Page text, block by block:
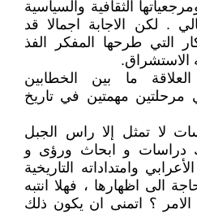
الثقافية والسياسية
. لكن الاجابة اجمالا قد
التي طرحها المفكر الفذ
الاستشراق.
ما بين الخطابين
مرحلتين مهمتين في تاريخ
لا تمثل إلا راس الجبل
دراسات و ابحاث ورؤى و
وامتداداته التاريخية
الى اظهارها ، فهلا انتبه
الامر ؟ اتمنى ان يكون ذلك